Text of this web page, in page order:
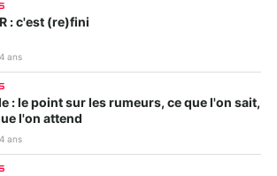
: c'est (re)fini
ans
: le point sur les rumeurs, ce que l'on sait,
l'on attend
ans